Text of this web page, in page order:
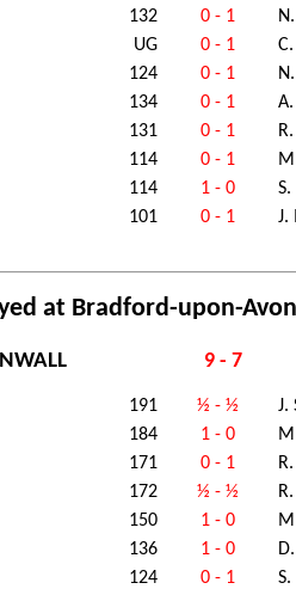
132 0 - 1
UG 0 - 1
124 0 - 1
134 0 - 1
131 0 - 1
114 0 - 1
114 1 - 0
101 0 - 1 J.
at Bradford-upon-
9 - 7
191 ½ - ½
J.
184 1 - 0
171 0 - 1
172 ½ - ½
150 1 - 0
136 1 - 0
124 0 - 1